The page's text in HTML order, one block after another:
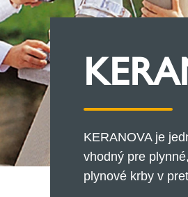
KERANOVA je
vhodný pre
plynové krby v